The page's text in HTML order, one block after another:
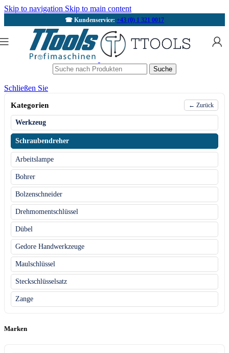
Skip to navigation Skip to main content
☎ Kundenservice: +43 (0) 1 321 0017
Suche
Schließen Sie
Kategorien ← Zurück
Werkzeug
Schraubendreher
Arbeitslampe
Bohrer
Bolzenschneider
Drehmomentschlüssel
Dübel
Gedore Handwerkzeuge
Maulschlüssel
Steckschlüsselsatz
Zange
Marken